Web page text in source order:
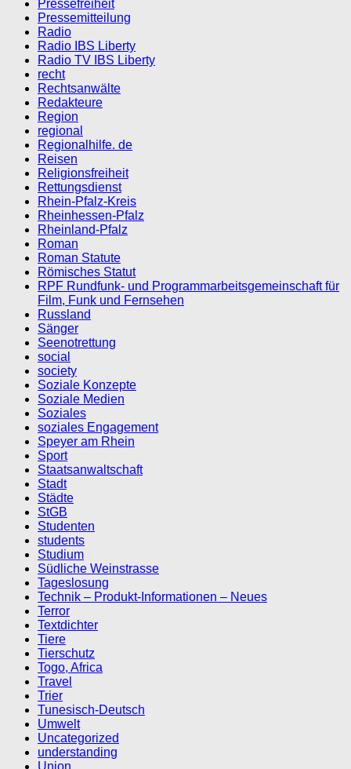
Pressefreiheit
Pressemitteilung
Radio
Radio IBS Liberty
Radio TV IBS Liberty
recht
Rechtsanwälte
Redakteure
Region
regional
Regionalhilfe. de
Reisen
Religionsfreiheit
Rettungsdienst
Rhein-Pfalz-Kreis
Rheinhessen-Pfalz
Rheinland-Pfalz
Roman
Roman Statute
Römisches Statut
RPF Rundfunk- und Programmarbeitsgemeinschaft für
Film, Funk und Fernsehen
Russland
Sänger
Seenotrettung
social
society
Soziale Konzepte
Soziale Medien
Soziales
soziales Engagement
Speyer am Rhein
Sport
Staatsanwaltschaft
Stadt
Städte
StGB
Studenten
students
Studium
Südliche Weinstrasse
Tageslosung
Technik – Produkt-Informationen – Neues
Terror
Textdichter
Tiere
Tierschutz
Togo, Africa
Travel
Trier
Tunesisch-Deutsch
Umwelt
Uncategorized
understanding
Union